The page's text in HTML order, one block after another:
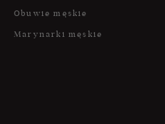
Obuwie męskie
Marynarki męskie